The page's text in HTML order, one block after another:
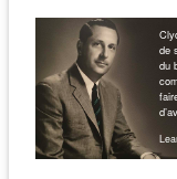
de
du